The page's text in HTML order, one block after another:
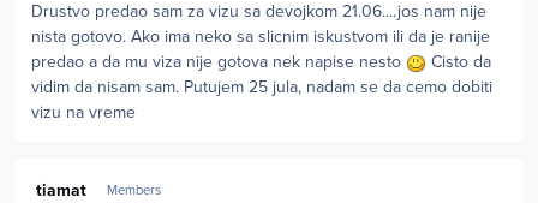
Drustvo predao sam za vizu sa devojkom 21.06....jos nam nije
nista gotovo. Ako ima neko sa slicnim iskustvom ili da je ranije
predao a da mu viza nije gotova nek napise nesto
Cisto da
vidim da nisam sam. Putujem 25 jula, nadam se da cemo dobiti
vizu na vreme
tiamat Members